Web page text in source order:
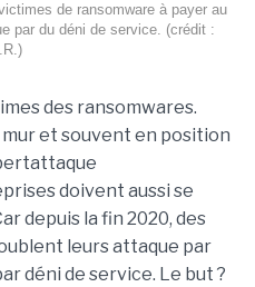
de ransomware à payer au
par du déni de service. (crédit :
des ransomwares.
mur et souvent en position
doivent aussi se
depuis la fin 2020, des
leurs attaque par
déni de service. Le but ?